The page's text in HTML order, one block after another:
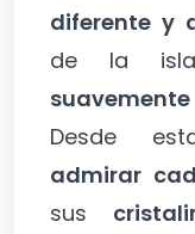
diferente y
de la
Desde
admirar
sus